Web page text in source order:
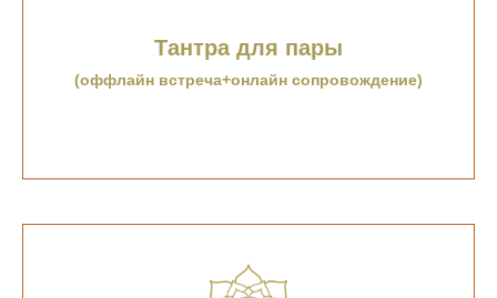
Тантра для пары
(оффлайн встреча+онлайн сопровождение)